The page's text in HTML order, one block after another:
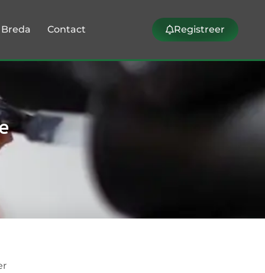
Contact Registreer